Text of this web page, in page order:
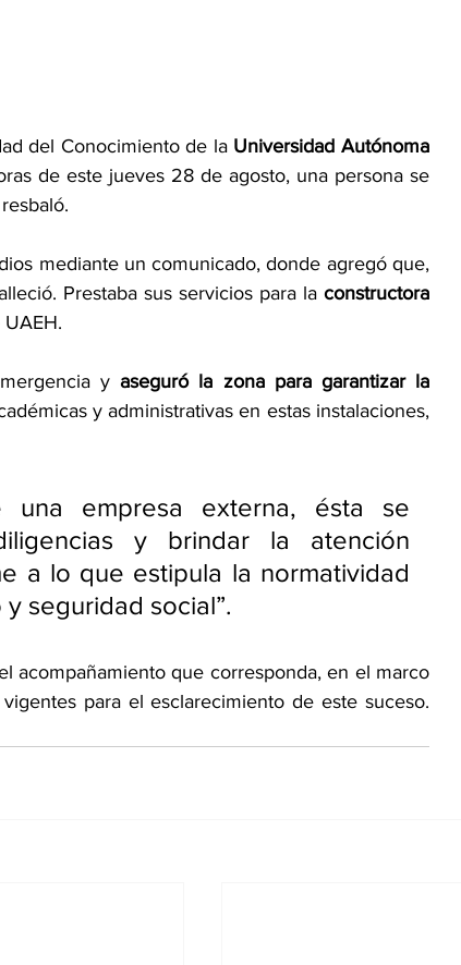
del Conocimiento de la Universidad Autónoma
de este jueves 28 de agosto, una persona se
mediante un comunicado, donde agregó que,
Prestaba sus servicios para la constructora
y aseguró la zona para garantizar la
y administrativas en estas instalaciones,
empresa externa, ésta se
y brindar la atención
a lo que estipula la normatividad
seguridad social”.
acompañamiento que corresponda, en el marco
para el esclarecimiento de este suceso.